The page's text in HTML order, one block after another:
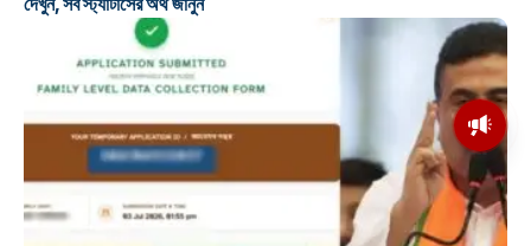
ডিজিপির কাছে জবাব চাইলেন নওশাদ
সিদ্দিকী; ব্যাখ্যা না মিললে আইনি পদক্ষেপের
ইঙ্গিত